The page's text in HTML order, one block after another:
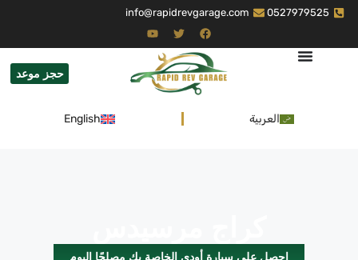
0527979525
info@rapidrevgarage.com
حجز موعد
العربية English
احصل على سيارة أودي الخاصة بك مصلحًا اليوم